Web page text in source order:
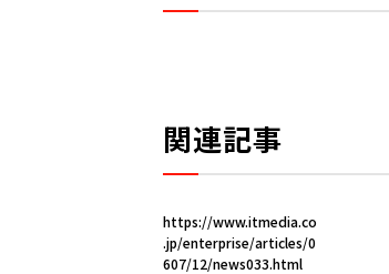
関連記事
https://www.itmedia.co
.jp/enterprise/articles/0
607/12/news033.html